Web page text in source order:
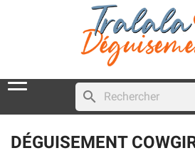
search
DÉGUISEMENT